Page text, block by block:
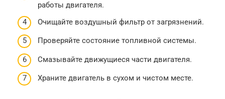
работы двигателя.
Очищайте воздушный фильтр от загрязнений.
Проверяйте состояние топливной системы.
Смазывайте движущиеся части двигателя.
Храните двигатель в сухом и чистом месте.